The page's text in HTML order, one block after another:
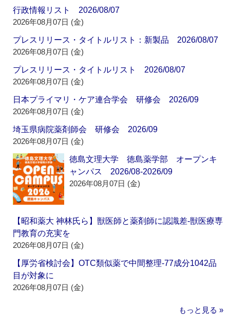
行政情報リスト 2026/08/07
2026年08月07日 (金)
プレスリリース・タイトルリスト：新製品 2026/08/07
2026年08月07日 (金)
プレスリリース・タイトルリスト 2026/08/07
2026年08月07日 (金)
日本プライマリ・ケア連合学会 研修会 2026/09
2026年08月07日 (金)
埼玉県病院薬剤師会 研修会 2026/09
2026年08月07日 (金)
徳島文理大学 徳島薬学部 オープンキ
ャンパス 2026/08-2026/09
2026年08月07日 (金)
【昭和薬大 神林氏ら】獣医師と薬剤師に認識差‐獣医療専
門教育の充実を
2026年08月07日 (金)
【厚労省検討会】OTC類似薬で中間整理‐77成分1042品
目が対象に
2026年08月07日 (金)
もっと見る »